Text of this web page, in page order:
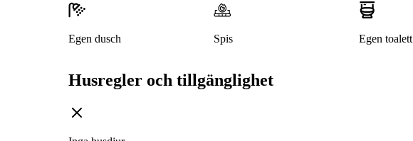
Egen dusch Spis Egen toalett
Husregler och tillgänglighet